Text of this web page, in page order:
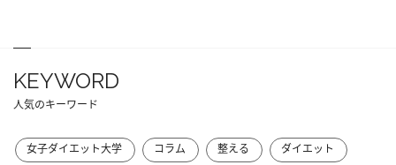
KEYWORD
人気のキーワード
女子ダイエット大学 コラム 整える ダイエット